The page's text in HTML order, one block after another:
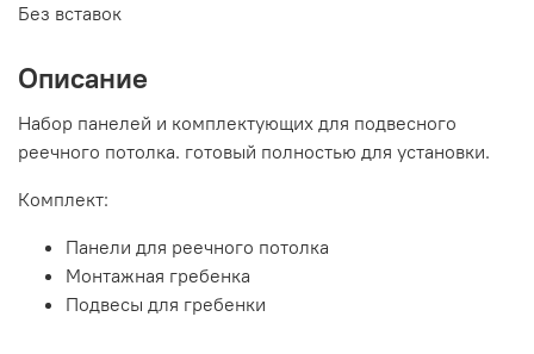
Без вставок
Описание
Набор панелей и комплектующих для подвесного
реечного потолка. готовый полностью для установки.
Комплект:
Панели для реечного потолка
Монтажная гребенка
Подвесы для гребенки